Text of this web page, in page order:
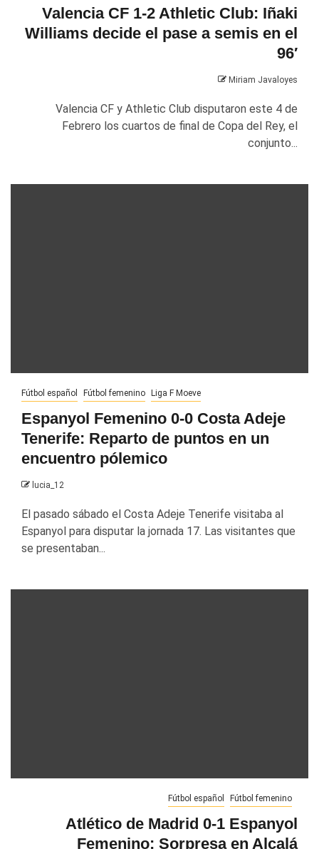
Valencia CF 1-2 Athletic Club: Iñaki
Williams decide el pase a semis en el
96′
Miriam Javaloyes
Valencia CF y Athletic Club disputaron este 4 de
Febrero los cuartos de final de Copa del Rey, el
conjunto...
Fútbol español Fútbol femenino Liga F Moeve
Espanyol Femenino 0-0 Costa Adeje
Tenerife: Reparto de puntos en un
encuentro pólemico
lucia_12
El pasado sábado el Costa Adeje Tenerife visitaba al
Espanyol para disputar la jornada 17. Las visitantes que
se presentaban...
Fútbol español Fútbol femenino
Atlético de Madrid 0-1 Espanyol
Femenino: Sorpresa en Alcalá